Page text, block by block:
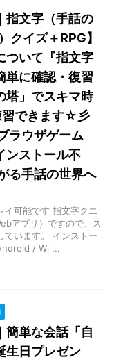
指文字（手話の
クイズ＋RPG】
ついて『指文字
単に確認・復習
塔」でスキマ時
習できます☆彡
ラウザゲーム
ンストール不
る手話の世界へ
可能です 指文字クエ
アプリ）ですので、ス
ています。 インストー
/ Wi ...
簡単な会話「自
生日プレゼン